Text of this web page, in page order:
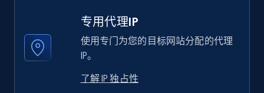
专用代理IP
使用专门为您的目标网站分配的代理
IP。
了解 IP 独占性